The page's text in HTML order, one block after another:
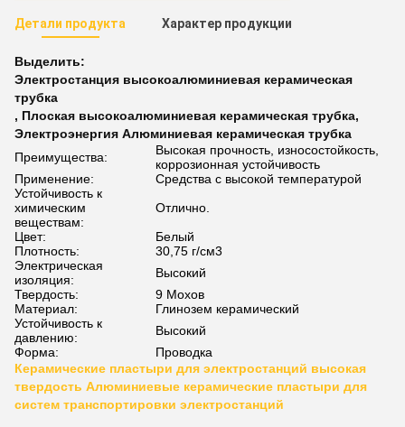
Детали продукта Характер продукции
Выделить:
Электростанция высокоалюминиевая керамическая
трубка
, Плоская высокоалюминиевая керамическая трубка,
Электроэнергия Алюминиевая керамическая трубка
Преимущества:
Высокая прочность, износостойкость,
коррозионная устойчивость
Применение:
Средства с высокой температурой
Устойчивость к
химическим
веществам:
Отлично.
Цвет:
Белый
Плотность:
30,75 г/см3
Электрическая
изоляция:
Высокий
Твердость:
9 Мохов
Материал:
Глинозем керамический
Устойчивость к
давлению:
Высокий
Форма:
Проводка
Керамические пластыри для электростанций высокая
твердость Алюминиевые керамические пластыри для
систем транспортировки электростанций